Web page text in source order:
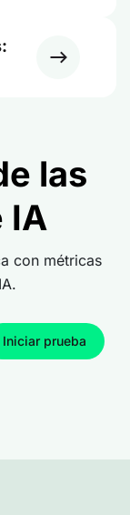
las
IA
con métricas
Iniciar prueba